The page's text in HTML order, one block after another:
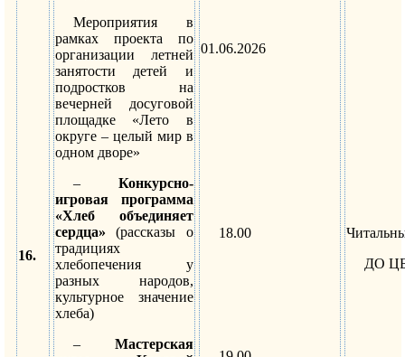
16.
Мероприятия в
рамках проекта по
организации летней
занятости детей и
подростков на
вечерней досуговой
площадке «Лето в
округе – целый мир в
одном дворе»
– Конкурсно-
игровая программа
«Хлеб объединяет
сердца» (рассказы о
традициях
хлебопечения у
разных народов,
культурное значение
хлеба)
– Мастерская
01.06.2026
18.00
ДО